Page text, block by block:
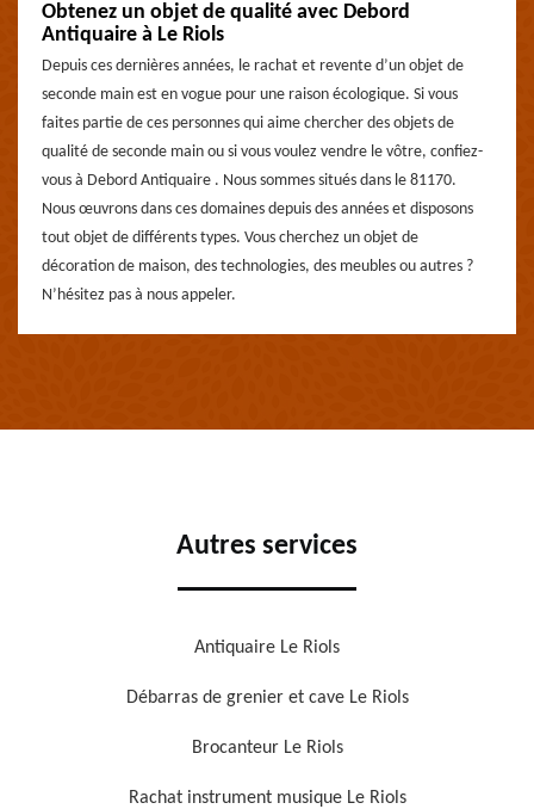
Obtenez un objet de qualité avec Debord
Antiquaire à Le Riols
Depuis ces dernières années, le rachat et revente d’un objet de
seconde main est en vogue pour une raison écologique. Si vous
faites partie de ces personnes qui aime chercher des objets de
qualité de seconde main ou si vous voulez vendre le vôtre, confiez-
vous à Debord Antiquaire . Nous sommes situés dans le 81170.
Nous œuvrons dans ces domaines depuis des années et disposons
tout objet de différents types. Vous cherchez un objet de
décoration de maison, des technologies, des meubles ou autres ?
N’hésitez pas à nous appeler.
Autres services
Antiquaire Le Riols
Débarras de grenier et cave Le Riols
Brocanteur Le Riols
Rachat instrument musique Le Riols